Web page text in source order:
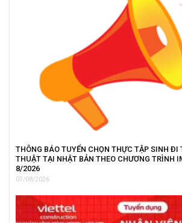
THÔNG BÁO TUYỂN CHỌN THỰC TẬP SINH ĐI
THUẬT TẠI NHẬT BẢN THEO CHƯƠNG TRÌNH
8/2026
07/08/2026